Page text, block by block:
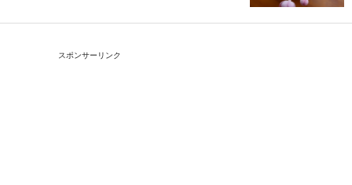
スポンサーリンク